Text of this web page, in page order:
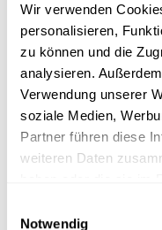
Wir verwenden
personalisieren,
zu können und die
analysieren.
Verwendung unserer
soziale Medien,
Partner führen diese
weiteren Daten
Notwendig
KONTAKTDATEN